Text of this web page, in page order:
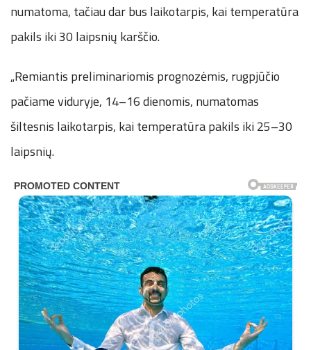
numatoma, tačiau dar bus laikotarpis, kai temperatūra
pakils iki 30 laipsnių karščio.
„Remiantis preliminariomis prognozėmis, rugpjūčio
pačiame viduryje, 14–16 dienomis, numatomas
šiltesnis laikotarpis, kai temperatūra pakils iki 25–30
laipsnių.